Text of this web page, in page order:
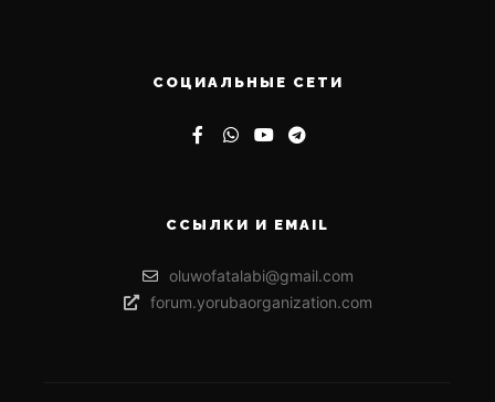
СОЦИАЛЬНЫЕ СЕТИ
ССЫЛКИ И EMAIL
oluwofatalabi@gmail.com
forum.yorubaorganization.com